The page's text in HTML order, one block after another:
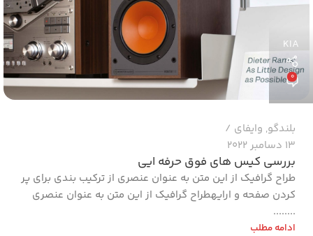
KIA
0
بلندگو, وایفای
13 دسامبر 2022
بررسی کیس های فوق حرفه ایی
طراح گرافیک از این متن به عنوان عنصری از ترکیب بندی برای پر
کردن صفحه و ارایهطراح گرافیک از این متن به عنوان عنصری
........
ادامه مطلب